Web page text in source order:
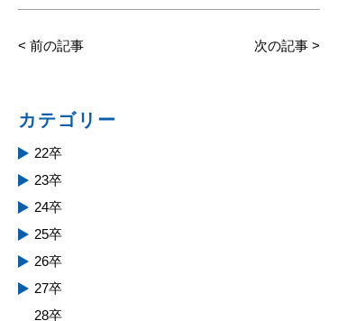
< 前の記事 次の記事 >
カテゴリー
22卒
23卒
24卒
25卒
26卒
27卒
28卒